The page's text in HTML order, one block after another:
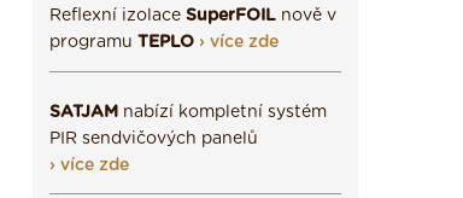
Reflexní izolace SuperFOIL nově v
programu TEPLO › více zde
SATJAM nabízí kompletní systém
PIR sendvičových panelů
› více zde